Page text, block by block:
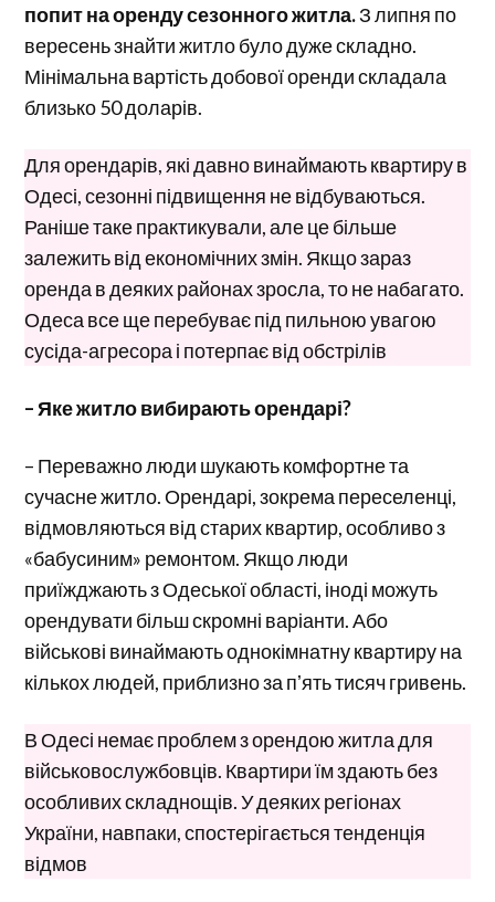
попит на оренду сезонного житла.З липня по
вересень знайти житло було дуже складно.
Мінімальна вартість добової оренди складала
близько 50 доларів.
Для орендарів, які давно винаймають квартиру в
Одесі, сезонні підвищення не відбуваються.
Раніше таке практикували, але це більше
залежить від економічних змін. Якщо зараз
оренда в деяких районах зросла, то не набагато.
Одеса все ще перебуває під пильною увагою
сусіда-агресора і потерпає від обстрілів
– Яке житло вибирають орендарі?
– Переважно люди шукають комфортне та
сучасне житло. Орендарі, зокрема переселенці,
відмовляються від старих квартир, особливо з
«бабусиним» ремонтом. Якщо люди
приїжджають з Одеської області, іноді можуть
орендувати більш скромні варіанти. Або
військові винаймають однокімнатну квартиру на
кількох людей, приблизно за пʼять тисяч гривень.
В Одесі немає проблем з орендою житла для
військовослужбовців. Квартири їм здають без
особливих складнощів. У деяких регіонах
України, навпаки, спостерігається тенденція
відмов